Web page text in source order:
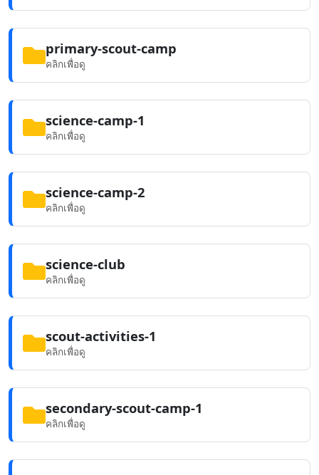
primary-scout-camp
คลิกเพื่อดู
science-camp-1
คลิกเพื่อดู
science-camp-2
คลิกเพื่อดู
science-club
คลิกเพื่อดู
scout-activities-1
คลิกเพื่อดู
secondary-scout-camp-1
คลิกเพื่อดู